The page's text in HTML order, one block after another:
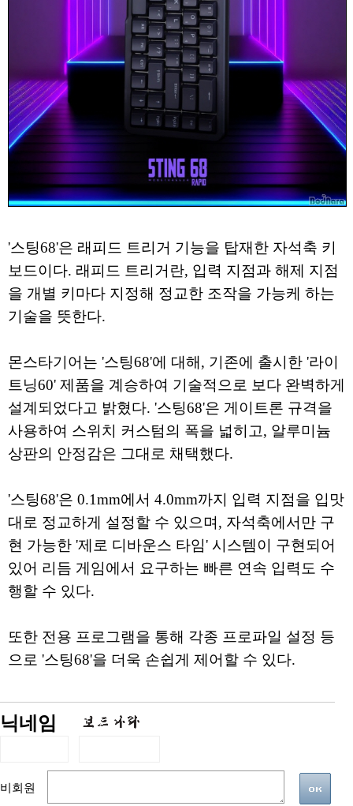
'스팅68'은 래피드 트리거 기능을 탑재한 자석축 키
보드이다. 래피드 트리거란, 입력 지점과 해제 지점
을 개별 키마다 지정해 정교한 조작을 가능케 하는
기술을 뜻한다.
몬스타기어는 '스팅68'에 대해, 기존에 출시한 '라이
트닝60' 제품을 계승하여 기술적으로 보다 완벽하게
설계되었다고 밝혔다. '스팅68'은 게이트론 규격을
사용하여 스위치 커스텀의 폭을 넓히고, 알루미늄
상판의 안정감은 그대로 채택했다.
'스팅68'은 0.1mm에서 4.0mm까지 입력 지점을 입맛
대로 정교하게 설정할 수 있으며, 자석축에서만 구
현 가능한 '제로 디바운스 타임' 시스템이 구현되어
있어 리듬 게임에서 요구하는 빠른 연속 입력도 수
행할 수 있다.
또한 전용 프로그램을 통해 각종 프로파일 설정 등
으로 '스팅68'을 더욱 손쉽게 제어할 수 있다.
닉네임
비회원